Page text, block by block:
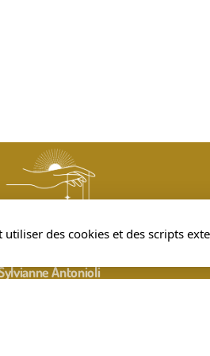
Antonioli
utiliser des cookies et des scripts